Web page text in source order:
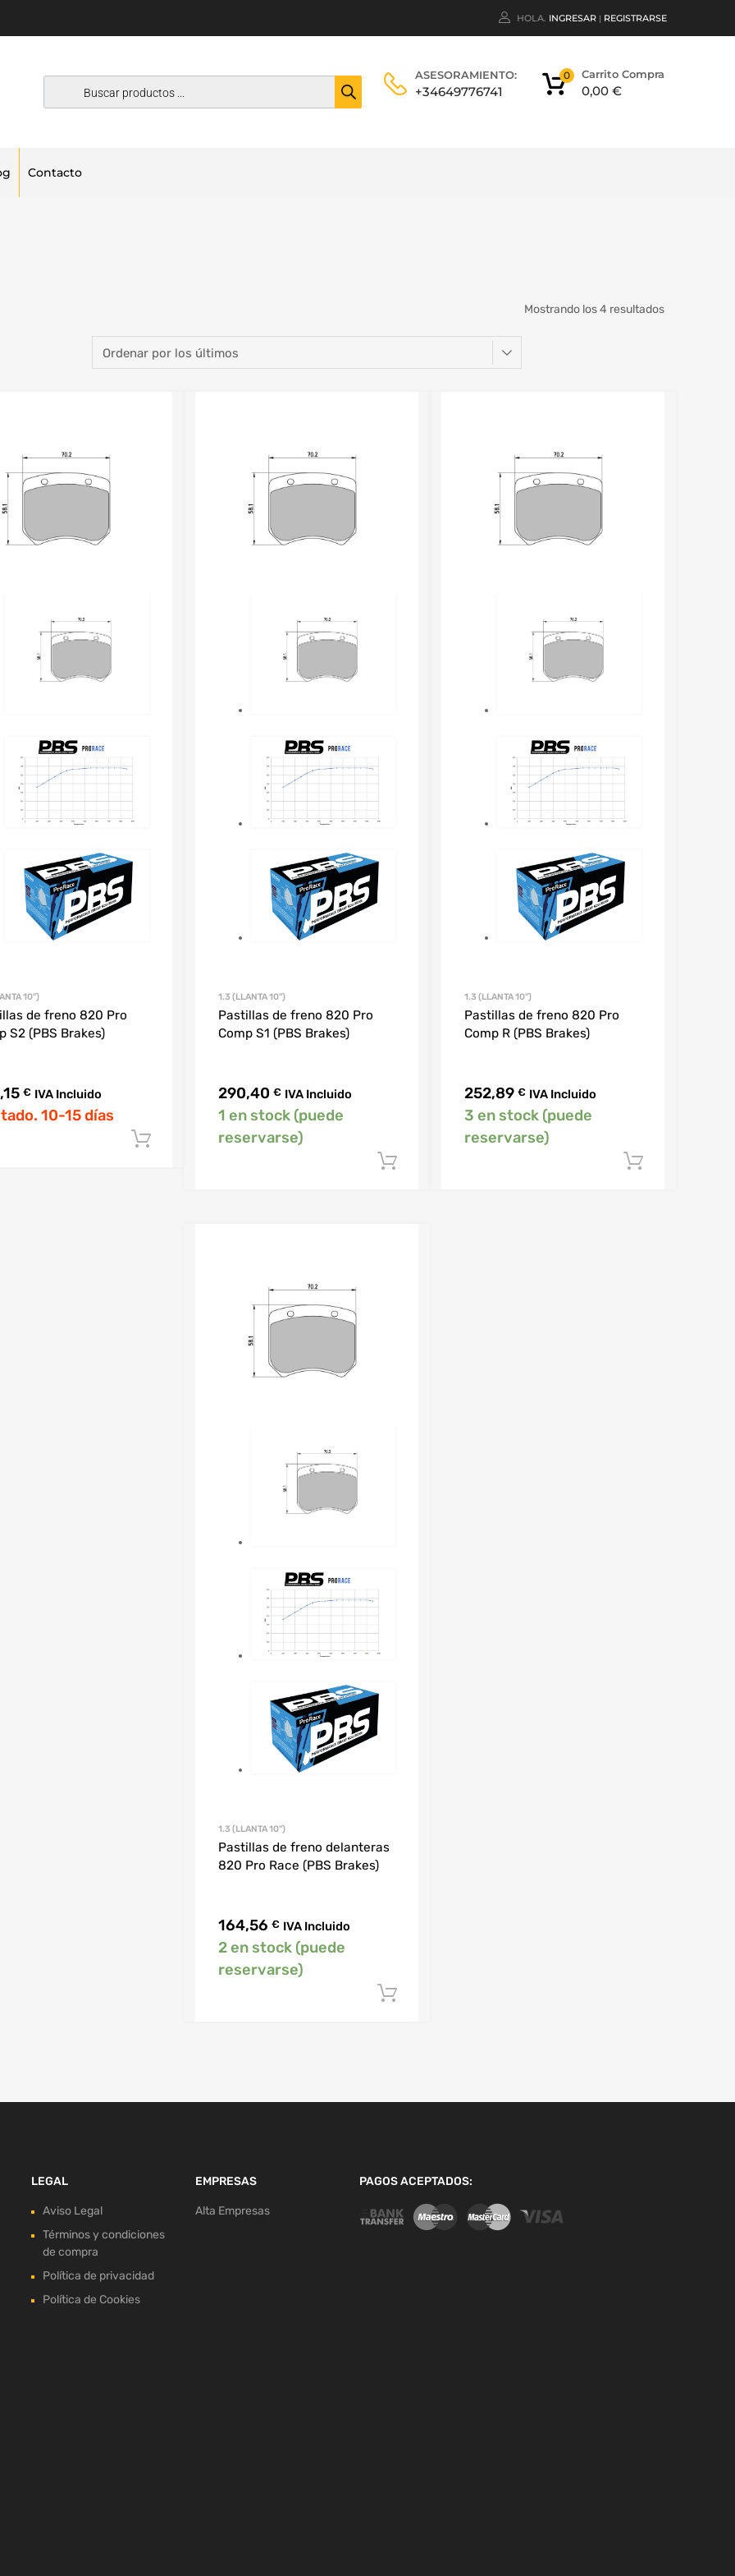
HOLA. INGRESAR | REGISTRARSE
ASESORAMIENTO:
+34649776741
Carrito Compra
0,00 €
0
Contacto
Mostrando los 4 resultados
10'')
de freno 820 Pro
S2 (PBS Brakes)
€ IVA Incluido
10-15 días
Añadir al carrito
1.3 (LLANTA 10'')
Pastillas de freno 820 Pro
Comp S1 (PBS Brakes)
290,40 € IVA Incluido
1 en stock (puede
reservarse)
1.3 (LLANTA 10'')
Pastillas de freno 820 Pro
Comp R (PBS Brakes)
252,89 € IVA Incluido
3 en stock (puede
reservarse)
1.3 (LLANTA 10'')
Pastillas de freno delanteras
820 Pro Race (PBS Brakes)
164,56 € IVA Incluido
2 en stock (puede
reservarse)
LEGAL
Aviso Legal
Términos y condiciones
de compra
Política de privacidad
Política de Cookies
EMPRESAS
Alta Empresas
PAGOS ACEPTADOS: